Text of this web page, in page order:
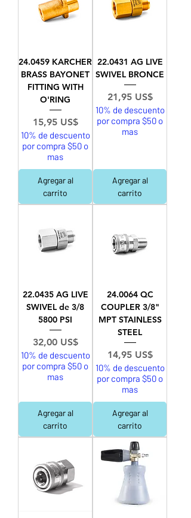
24.0459 KARCHER
BRASS BAYONET
FITTING WITH
O'RING
Precio
15,95 US$
10% de descuento
por compra $50 o
mas
Agregar al
carrito
22.0431 AG LIVE
SWIVEL BRONCE
Precio
21,95 US$
10% de descuento
por compra $50 o
mas
Agregar al
carrito
22.0435 AG LIVE
SWIVEL de 3/8
5800 PSI
Precio
32,00 US$
10% de descuento
por compra $50 o
mas
Agregar al
carrito
24.0064 QC
COUPLER 3/8"
MPT STAINLESS
STEEL
Precio
14,95 US$
10% de descuento
por compra $50 o
mas
Agregar al
carrito